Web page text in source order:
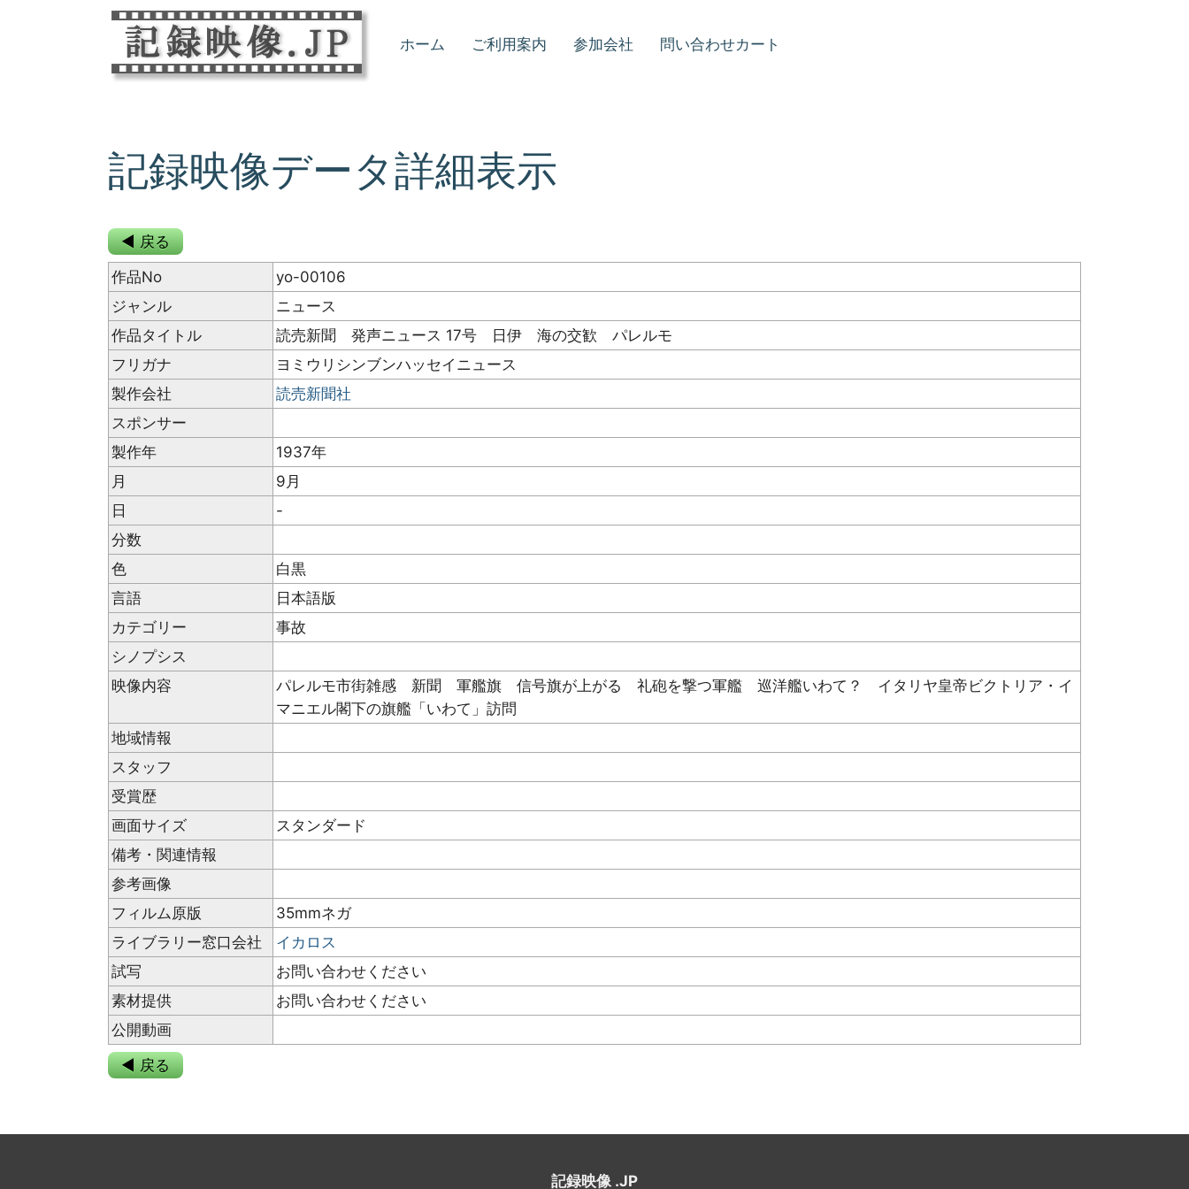
ホーム ご利用案内 参加会社 問い合わせカート
記録映像データ詳細表示
◀ 戻る
作品No
yo-00106
ジャンル
ニュース
作品タイトル
読売新聞 発声ニュース 17号 日伊 海の交歓 パレルモ
フリガナ
ヨミウリシンブンハッセイニュース
製作会社
読売新聞社
スポンサー
製作年
1937年
月
9月
日
-
分数
色
白黒
言語
日本語版
カテゴリー
事故
シノプシス
映像内容
パレルモ市街雑感 新聞 軍艦旗 信号旗が上がる 礼砲を撃つ軍艦 巡洋艦いわて？ イタリヤ皇帝ビクトリア・イ
マニエル閣下の旗艦「いわて」訪問
地域情報
スタッフ
受賞歴
画面サイズ
スタンダード
備考・関連情報
参考画像
フィルム原版
35mmネガ
ライブラリー窓口会社
イカロス
試写
お問い合わせください
素材提供
お問い合わせください
公開動画
◀ 戻る
記録映像 .JP